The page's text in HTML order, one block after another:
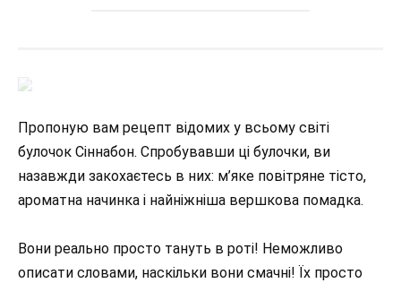
Пропоную вам рецепт відомих у всьому світі
булочок Сіннабон. Спробувавши ці булочки, ви
назавжди закохаєтесь в них: м’яке повітряне тісто,
ароматна начинка і найніжніша вершкова помадка.
Вони реально просто тануть в роті! Неможливо
описати словами, наскільки вони смачні! Їх просто